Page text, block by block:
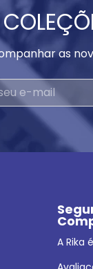
as
A Rika